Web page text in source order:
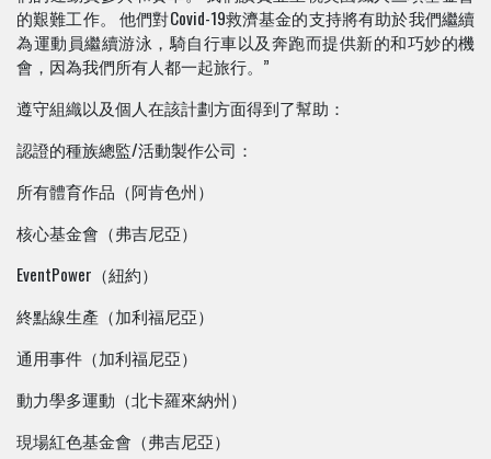
的艱難工作。 他們對Covid-19救濟基金的支持將有助於我們繼續
為運動員繼續游泳，騎自行車以及奔跑而提供新的和巧妙的機
會，因為我們所有人都一起旅行。”
遵守組織以及個人在該計劃方面得到了幫助：
認證的種族總監/活動製作公司：
所有體育作品（阿肯色州）
核心基金會（弗吉尼亞）
EventPower（紐約）
終點線生產（加利福尼亞）
通用事件（加利福尼亞）
動力學多運動（北卡羅來納州）
現場紅色基金會（弗吉尼亞）